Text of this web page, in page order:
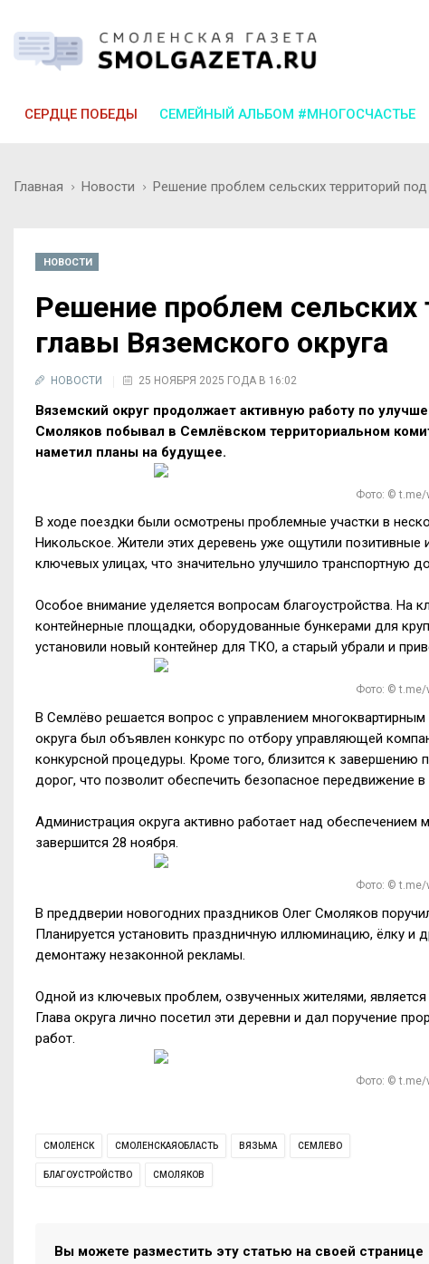
СЕРДЦЕ ПОБЕДЫ СЕМЕЙНЫЙ АЛЬБОМ #МНОГОСЧАСТЬЕ
Главная Новости Решение проблем сельских территорий
НОВОСТИ
Решение проблем сельских
главы Вяземского округа
НОВОСТИ 25 НОЯБРЯ 2025 ГОДА В 16:02
Вяземский округ продолжает активную работу по
Смоляков побывал в Семлёвском территориальном
наметил планы на будущее.
Фото: © t.me/
В ходе поездки были осмотрены проблемные участки в
Никольское. Жители этих деревень уже ощутили
ключевых улицах, что значительно улучшило транспортную
Особое внимание уделяется вопросам благоустройства.
контейнерные площадки, оборудованные бункерами для
установили новый контейнер для ТКО, а старый убрали и
Фото: © t.me/
В Семлёво решается вопрос с управлением
округа был объявлен конкурс по отбору управляющей
конкурсной процедуры. Кроме того, близится к завершению
дорог, что позволит обеспечить безопасное передвижение
Администрация округа активно работает над
завершится 28 ноября.
Фото: © t.me/
В преддверии новогодних праздников Олег Смоляков
Планируется установить праздничную иллюминацию, ёлку и
демонтажу незаконной рекламы.
Одной из ключевых проблем, озвученных жителями,
Глава округа лично посетил эти деревни и дал поручение
работ.
Фото: © t.me/
СМОЛЕНСК СМОЛЕНСКАЯОБЛАСТЬ ВЯЗЬМА СЕМЛЕВО
БЛАГОУСТРОЙСТВО СМОЛЯКОВ
Вы можете разместить эту статью на своей странице